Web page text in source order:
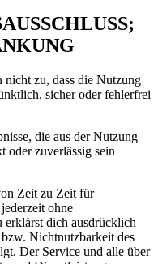
nicht zu, dass die Nutzung
sicher oder fehlerfrei
die aus der Nutzung
oder zuverlässig sein
Zeit zu Zeit für
ohne
dich ausdrücklich
Nichtnutzbarkeit des
Der Service und alle über